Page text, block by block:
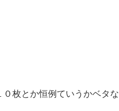
枚とか恒例ていうかベタな